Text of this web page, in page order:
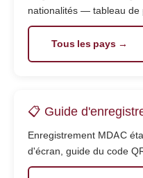
nationalités — tableau de
Tous les pays →
📋 Guide
Enregistrement MDAC
d'écran, guide du code